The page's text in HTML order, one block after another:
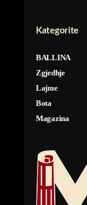
Kategorite
BALLINA
Zgjedhje
Lajme
Bota
Magazina